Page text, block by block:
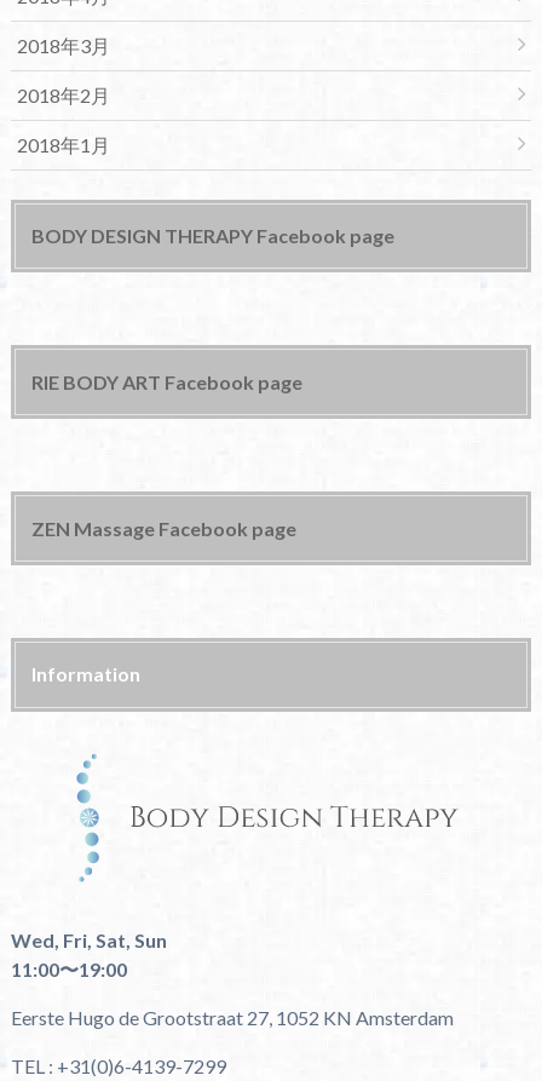
2018年3月
2018年2月
2018年1月
BODY DESIGN THERAPY Facebook page
RIE BODY ART Facebook page
ZEN Massage Facebook page
Information
Wed, Fri, Sat, Sun
11:00〜19:00
Eerste Hugo de Grootstraat 27, 1052 KN Amsterdam
TEL : +31(0)6-4139-7299